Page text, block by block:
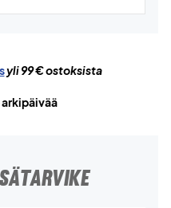
yli 99 € ostoksista